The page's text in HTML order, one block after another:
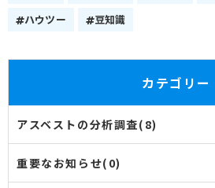
ハウツー
豆知識
カテゴリー
アスベストの分析調査(8)
重要なお知らせ(0)